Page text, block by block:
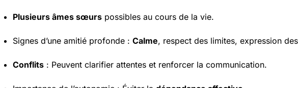
Plusieurs âmes sœurs possibles au cours de la vie.
Signes d’une amitié profonde : Calme, respect des limites, expression
Conflits : Peuvent clarifier attentes et renforcer la communication.